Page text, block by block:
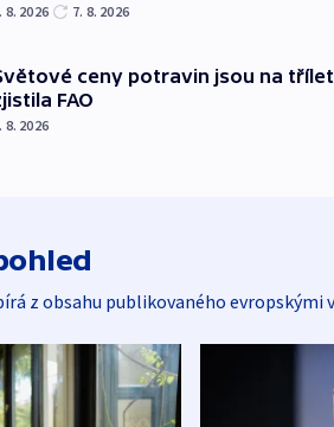
8. 2026 7. 8. 2026
ceny potravin jsou na
FAO
8. 2026
z obsahu publikovaného evropskými